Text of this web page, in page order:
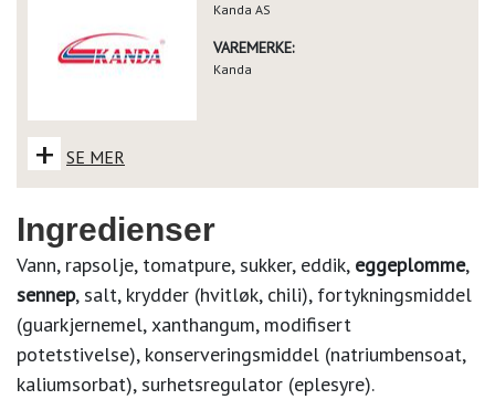
Kanda AS
VAREMERKE:
Kanda
+ SE MER
Ingredienser
Vann, rapsolje, tomatpure, sukker, eddik, eggeplomme,
sennep, salt, krydder (hvitløk, chili), fortykningsmiddel
(guarkjernemel, xanthangum, modifisert
potetstivelse), konserveringsmiddel (natriumbensoat,
kaliumsorbat), surhetsregulator (eplesyre).